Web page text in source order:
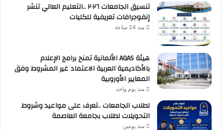
تنسيق الجامعات ٢٠٢٦ ..التعليم العالي تنشر
إنفوجرافات تعريفية للكليات
منذ 24 ساعة
هيئة AQAS الألمانية تمنح برامج الإعلام
بالأكاديمية العربية الاعتماد غير المشروط وفق
المعايير الأوروبية
منذ يوم واحد
لطلاب الجامعات ..تعرف على مواعيد وشروط
التحويلات لطلاب بجامعة العاصمة
منذ يومين